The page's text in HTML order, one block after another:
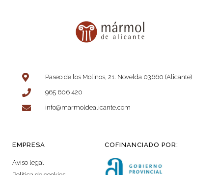
Paseo de los Molinos, 21. Novelda 03660 (Alicante)
965 606 420
info@marmoldealicante.com
EMPRESA
Aviso legal
COFINANCIADO POR: